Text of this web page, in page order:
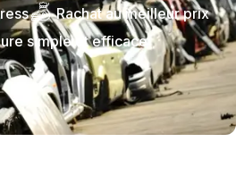
Rachat au meilleur prix
simple et efficace